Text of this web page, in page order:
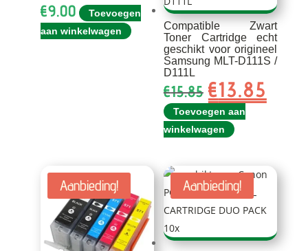
€9.00
Toevoegen
aan winkelwagen
Compatible Zwart
Toner Cartridge echt
geschikt voor origineel
Samsung MLT-D111S /
D111L
€15.85
prijs
was:
€15.85.
€13.85
prijs
Toevoegen aan
winkelwagen
Aanbieding! Aanbieding!